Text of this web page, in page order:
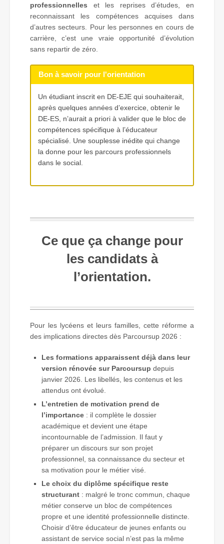
professionnelles et les reprises d’études, en
reconnaissant les compétences acquises dans
d’autres secteurs. Pour les personnes en cours de
carrière, c’est une vraie opportunité d’évolution
sans repartir de zéro.
Bon à savoir pour l'orientation
Un étudiant inscrit en DE-EJE qui souhaiterait,
après quelques années d’exercice, obtenir le
DE-ES, n’aurait a priori à valider que le bloc de
compétences spécifique à l’éducateur
spécialisé. Une souplesse inédite qui change
la donne pour les parcours professionnels
dans le social.
Ce que ça change pour
les candidats à
l’orientation.
Pour les lycéens et leurs familles, cette réforme a
des implications directes dès Parcoursup 2026 :
Les formations apparaissent déjà dans leur
version rénovée sur Parcoursup depuis
janvier 2026. Les libellés, les contenus et les
attendus ont évolué.
L’entretien de motivation prend de
l’importance : il complète le dossier
académique et devient une étape
incontournable de l’admission. Il faut y
préparer un discours sur son projet
professionnel, sa connaissance du secteur et
sa motivation pour le métier visé.
Le choix du diplôme spécifique reste
structurant : malgré le tronc commun, chaque
métier conserve un bloc de compétences
propre et une identité professionnelle distincte.
Choisir d’être éducateur de jeunes enfants ou
assistant de service social n’est pas la même